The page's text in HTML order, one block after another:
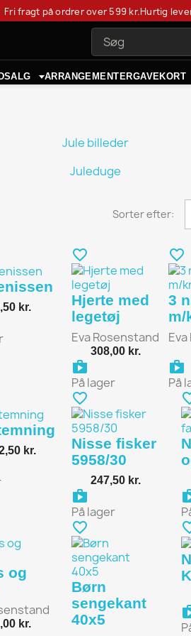
Fri fragt på ordrer over 599 kr.Hurtig
ARRANGEMENTERGAVEKORT
Jule billeder
Juleduge
Sorter efter:
kr.
favorite_border
Hjerte med
legetøj
Eva Rosenstand
308,00 kr.
På lager
favorite_border
3
m/
På
kr.
favorite_border
Nisse fisker
5958/30
247,50 kr.
På lager
og
kr.
favorite_border
Børn
sengekant
40x5